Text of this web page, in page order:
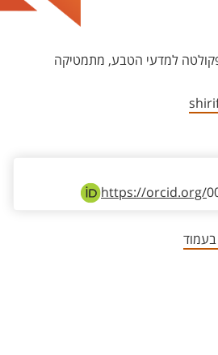
למדעי הטבע, מתמטיקה
https://orcid.org/
בעמוד